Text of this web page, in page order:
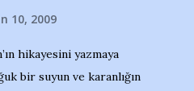
10, 2009
hikayesini yazmaya
bir suyun ve karanlığın